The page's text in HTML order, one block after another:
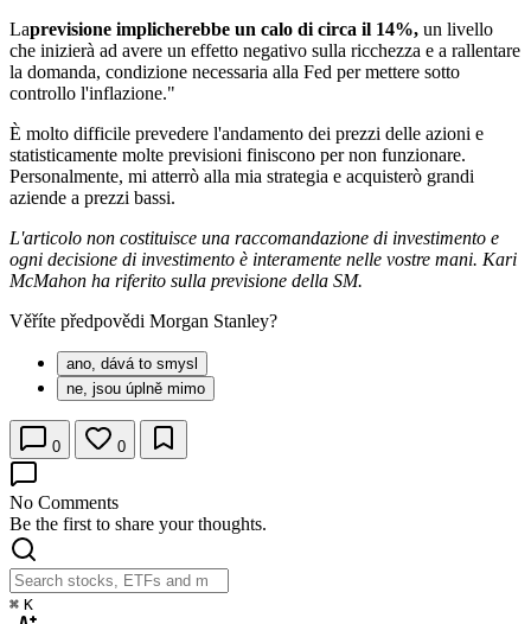
Laprevisione implicherebbe un calo di circa il 14%, un livello
che inizierà ad avere un effetto negativo sulla ricchezza e a rallentare
la domanda, condizione necessaria alla Fed per mettere sotto
controllo l'inflazione."
È molto difficile prevedere l'andamento dei prezzi delle azioni e
statisticamente molte previsioni finiscono per non funzionare.
Personalmente, mi atterrò alla mia strategia e acquisterò grandi
aziende a prezzi bassi.
L'articolo non costituisce una raccomandazione di investimento e
ogni decisione di investimento è interamente nelle vostre mani. Kari
McMahon ha riferito sulla previsione della SM.
Věříte předpovědi Morgan Stanley?
ano, dává to smysl
ne, jsou úplně mimo
0 0
No Comments
Be the first to share your thoughts.
⌘ K